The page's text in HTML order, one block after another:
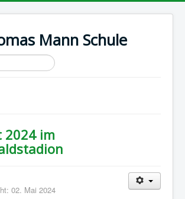
Mann Schule
2024 im
02. Mai 2024